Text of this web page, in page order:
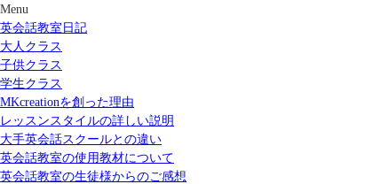
Menu
英会話教室日記
大人クラス
子供クラス
学生クラス
MKcreationを創った理由
レッスンスタイルの詳しい説明
大手英会話スクールとの違い
英会話教室の使用教材について
英会話教室の生徒様からのご感想